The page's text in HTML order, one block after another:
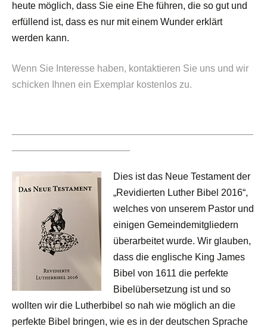
heute möglich, dass Sie eine Ehe führen, die so gut und
erfüllend ist, dass es nur mit einem Wunder erklärt
werden kann.
Wenn Sie Interesse haben, kontaktieren Sie uns und wir
schicken Ihnen ein Exemplar kostenlos zu.
Dies ist das Neue Testament der
„Revidierten Luther Bibel 2016“,
welches von unserem Pastor und
einigen Gemeindemitgliedern
überarbeitet wurde. Wir glauben,
dass die englische King James
Bibel von 1611 die perfekte
Bibelübersetzung ist und so
wollten wir die Lutherbibel so nah wie möglich an die
perfekte Bibel bringen, wie es in der deutschen Sprache